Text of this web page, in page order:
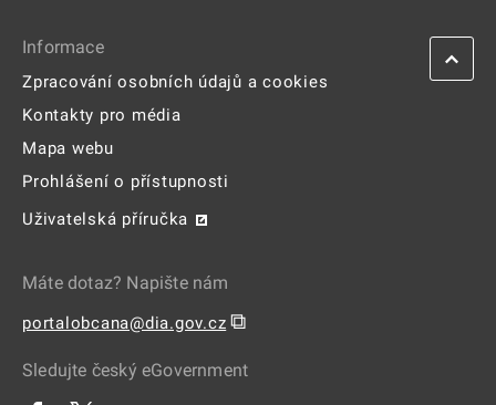
Informace
Zpracování osobních údajů a cookies
Kontakty pro média
Mapa webu
Prohlášení o přístupnosti
Uživatelská příručka
Máte dotaz? Napište nám
portalobcana@dia.gov.cz ⧉
Sledujte český eGovernment